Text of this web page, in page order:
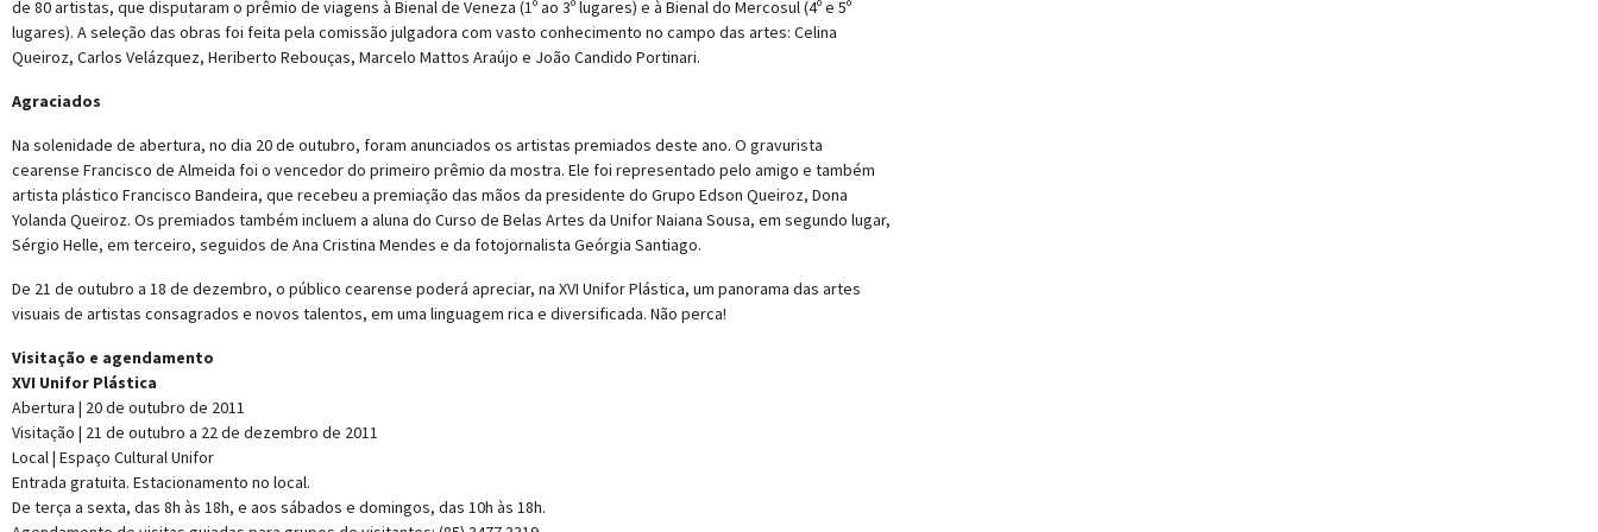
de 80 artistas, que disputaram o prêmio de viagens à Bienal de Veneza (1º ao 3º lugares) e à Bienal do Mercosul (4º e 5º
lugares). A seleção das obras foi feita pela comissão julgadora com vasto conhecimento no campo das artes: Celina
Queiroz, Carlos Velázquez, Heriberto Rebouças, Marcelo Mattos Araújo e João Candido Portinari.
Agraciados
Na solenidade de abertura, no dia 20 de outubro, foram anunciados os artistas premiados deste ano. O gravurista
cearense Francisco de Almeida foi o vencedor do primeiro prêmio da mostra. Ele foi representado pelo amigo e também
artista plástico Francisco Bandeira, que recebeu a premiação das mãos da presidente do Grupo Edson Queiroz, Dona
Yolanda Queiroz. Os premiados também incluem a aluna do Curso de Belas Artes da Unifor Naiana Sousa, em segundo lugar,
Sérgio Helle, em terceiro, seguidos de Ana Cristina Mendes e da fotojornalista Geórgia Santiago.
De 21 de outubro a 18 de dezembro, o público cearense poderá apreciar, na XVI Unifor Plástica, um panorama das artes
visuais de artistas consagrados e novos talentos, em uma linguagem rica e diversificada. Não perca!
Visitação e agendamento
XVI Unifor Plástica
Abertura | 20 de outubro de 2011
Visitação | 21 de outubro a 22 de dezembro de 2011
Local | Espaço Cultural Unifor
Entrada gratuita. Estacionamento no local.
De terça a sexta, das 8h às 18h, e aos sábados e domingos, das 10h às 18h.